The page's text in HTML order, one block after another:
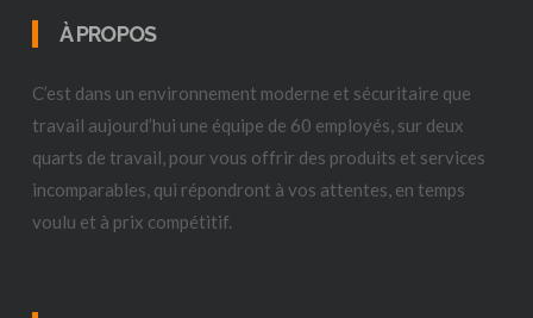
À PROPOS
C’est dans un environnement moderne et sécuritaire que
travail aujourd’hui une équipe de 60 employés, sur deux
quarts de travail, pour vous offrir des produits et services
incomparables, qui répondront à vos attentes, en temps
voulu et à prix compétitif.